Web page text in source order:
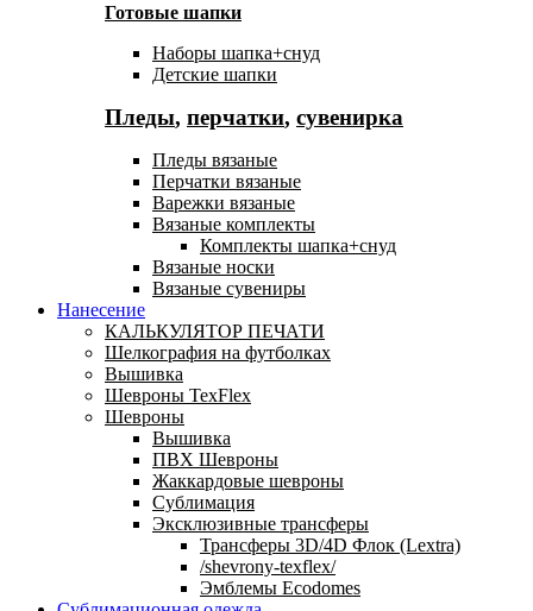
Готовые шапки
Наборы шапка+снуд
Детские шапки
Пледы, перчатки, сувенирка
Пледы вязаные
Перчатки вязаные
Варежки вязаные
Вязаные комплекты
Комплекты шапка+снуд
Вязаные носки
Вязаные сувениры
Нанесение
КАЛЬКУЛЯТОР ПЕЧАТИ
Шелкография на футболках
Вышивка
Шевроны TexFlex
Шевроны
Вышивка
ПВХ Шевроны
Жаккардовые шевроны
Сублимация
Эксклюзивные трансферы
Трансферы 3D/4D Флок (Lextra)
/shevrony-texflex/
Эмблемы Ecodomes